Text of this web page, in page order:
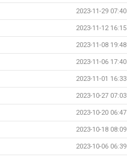
2023-11-29 07:40
2023-11-12 16:15
2023-11-08 19:48
2023-11-06 17:40
2023-11-01 16:33
2023-10-27 07:03
2023-10-20 06:47
2023-10-18 08:09
2023-10-06 06:39